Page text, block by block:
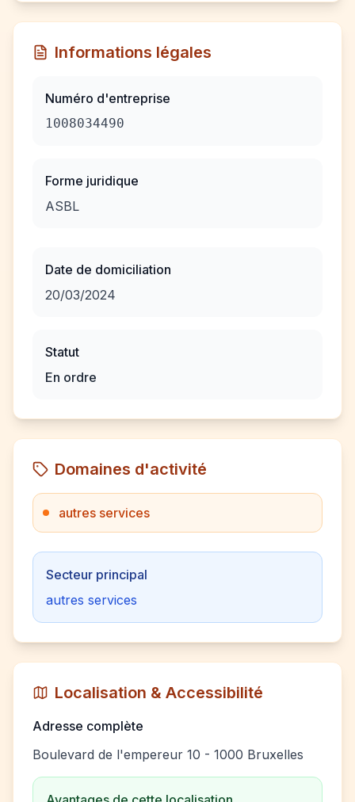
Informations légales
Numéro d'entreprise
1008034490
Forme juridique
ASBL
Date de domiciliation
20/03/2024
Statut
En ordre
Domaines d'activité
autres services
Secteur principal
autres services
Localisation & Accessibilité
Adresse complète
Boulevard de l'empereur 10 - 1000 Bruxelles